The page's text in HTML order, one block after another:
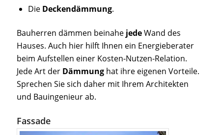
Die Deckendämmung.
Bauherren dämmen beinahe jedeWand des
Hauses. Auch hier hilft Ihnen ein Energieberater
beim Aufstellen einer Kosten-Nutzen-Relation.
Jede Art der Dämmunghat ihre eigenen Vorteile.
Sprechen Sie sich daher mit Ihrem Architekten
und Bauingenieur ab.
Fassade